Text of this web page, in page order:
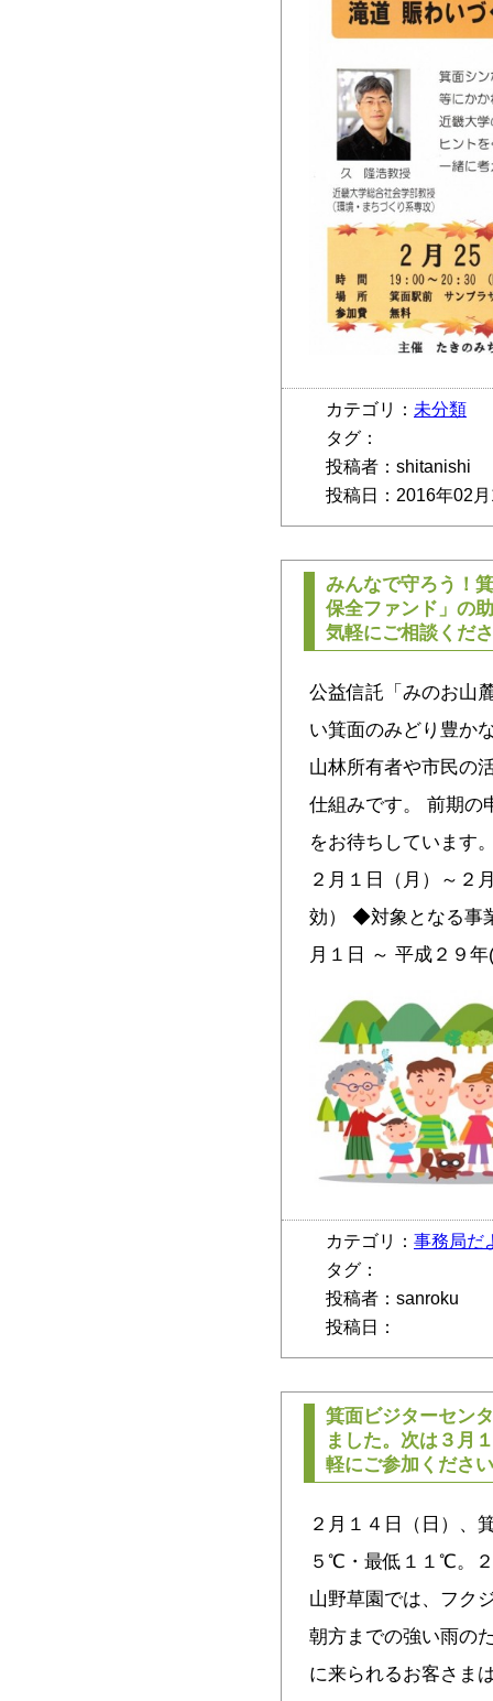
カテゴリ： 未分類
タグ：
投稿者：shitanishi
投稿日：2016年02
みんなで守ろう！
保全ファンド」の
気軽にご相談くだ
公益信託「みのお山
い箕面のみどり豊か
山林所有者や市民の
仕組みです。 前期の
をお待ちしています
２月１日（月）～２
効） ◆対象となる事
月１日 ～ 平成２９年
カテゴリ： 事務局だ
タグ：
投稿者：sanroku
投稿日：
箕面ビジターセン
ました。次は３月
軽にご参加くださ
２月１４日（日）、
５℃・最低１１℃。
山野草園では、フク
朝方までの強い雨の
に来られるお客さま